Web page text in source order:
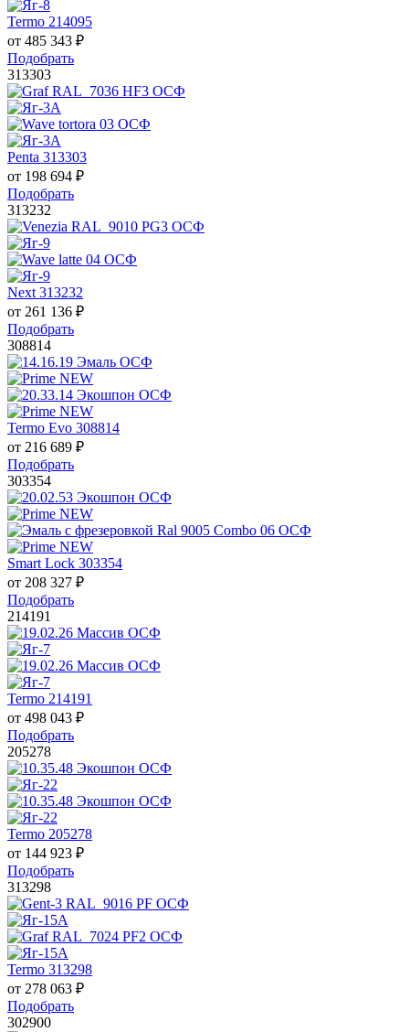
Termo 214095
от 485 343 ₽
Подобрать
313303
Penta 313303
от 198 694 ₽
Подобрать
313232
Next 313232
от 261 136 ₽
Подобрать
308814
Termo Evo 308814
от 216 689 ₽
Подобрать
303354
Smart Lock 303354
от 208 327 ₽
Подобрать
214191
Termo 214191
от 498 043 ₽
Подобрать
205278
Termo 205278
от 144 923 ₽
Подобрать
313298
Termo 313298
от 278 063 ₽
Подобрать
302900